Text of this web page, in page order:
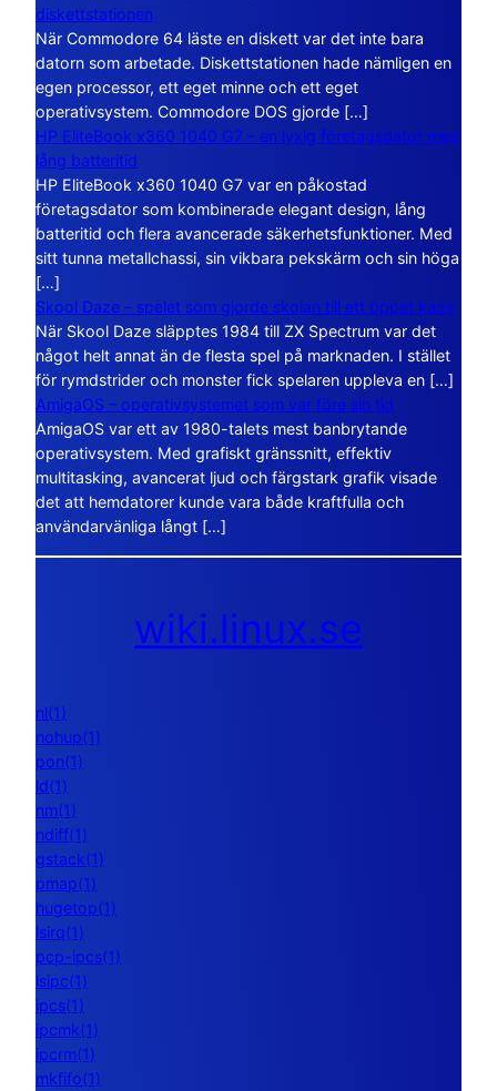
diskettstationen
När Commodore 64 läste en diskett var det inte bara
datorn som arbetade. Diskettstationen hade nämligen en
egen processor, ett eget minne och ett eget
operativsystem. Commodore DOS gjorde […]
HP EliteBook x360 1040 G7 – en lyxig företagsdator med
lång batteritid
HP EliteBook x360 1040 G7 var en påkostad
företagsdator som kombinerade elegant design, lång
batteritid och flera avancerade säkerhetsfunktioner. Med
sitt tunna metallchassi, sin vikbara pekskärm och sin höga
[…]
Skool Daze – spelet som gjorde skolan till ett öppet kaos
När Skool Daze släpptes 1984 till ZX Spectrum var det
något helt annat än de flesta spel på marknaden. I stället
för rymdstrider och monster fick spelaren uppleva en […]
AmigaOS – operativsystemet som var före sin tid
AmigaOS var ett av 1980-talets mest banbrytande
operativsystem. Med grafiskt gränssnitt, effektiv
multitasking, avancerat ljud och färgstark grafik visade
det att hemdatorer kunde vara både kraftfulla och
användarvänliga långt […]
wiki.linux.se
nl(1)
nohup(1)
pon(1)
ld(1)
nm(1)
ndiff(1)
gstack(1)
pmap(1)
hugetop(1)
lsirq(1)
pcp-ipcs(1)
lsipc(1)
ipcs(1)
ipcmk(1)
ipcrm(1)
mkfifo(1)